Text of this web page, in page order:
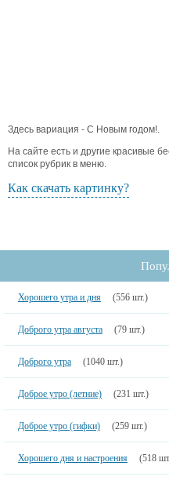
Здесь вариация - С Новым годом!.
На сайте есть и другие красивые
список рубрик в меню.
Как скачать картинку?
Хорошего утра и дня (556 шт.)
Доброго утра августа (79 шт.)
Доброго утра (1040 шт.)
Доброе утро (летние) (231 шт.)
Доброе утро (гифки) (259 шт.)
Хорошего дня и настроения (518